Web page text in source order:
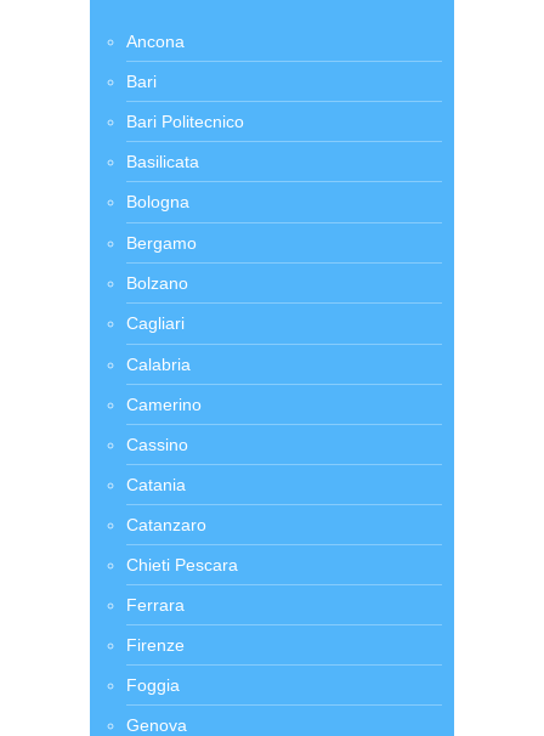
Ancona
Bari
Bari Politecnico
Basilicata
Bologna
Bergamo
Bolzano
Cagliari
Calabria
Camerino
Cassino
Catania
Catanzaro
Chieti Pescara
Ferrara
Firenze
Foggia
Genova